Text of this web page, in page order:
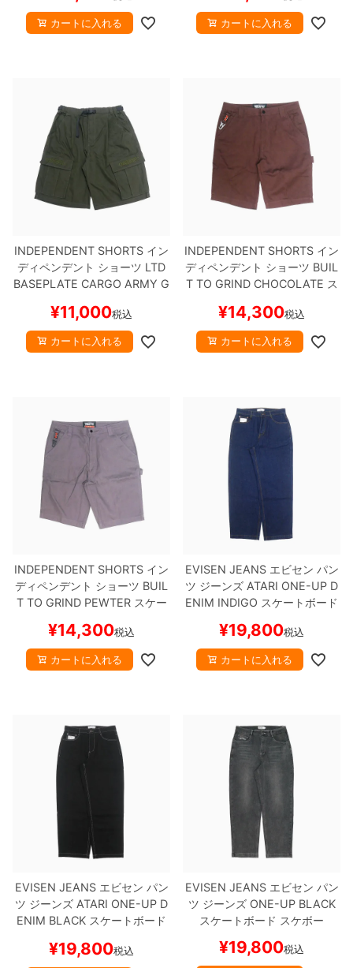
カートに入れる カートに入れる
INDEPENDENT SHORTS イン
ディペンデント ショーツ LTD
BASEPLATE CARGO ARMY G
¥11,000税込
カートに入れる
INDEPENDENT SHORTS イン
ディペンデント ショーツ BUIL
T TO GRINDCHOCOLATE ス
¥14,300税込
カートに入れる
INDEPENDENT SHORTS イン
ディペンデント ショーツ BUIL
T TO GRINDPEWTERスケー
¥14,300税込
カートに入れる
EVISEN JEANSエビセン パン
ツ ジーンズ ATARI ONE-UP D
ENIM INDIGO スケートボード
¥19,800税込
カートに入れる
EVISEN JEANSエビセン パン
ツ ジーンズ ATARI ONE-UP D
ENIM BLACK スケートボード
¥19,800税込
EVISEN JEANSエビセン パン
ツ ジーンズONE-UPBLACK
スケートボード スケボー
¥19,800税込